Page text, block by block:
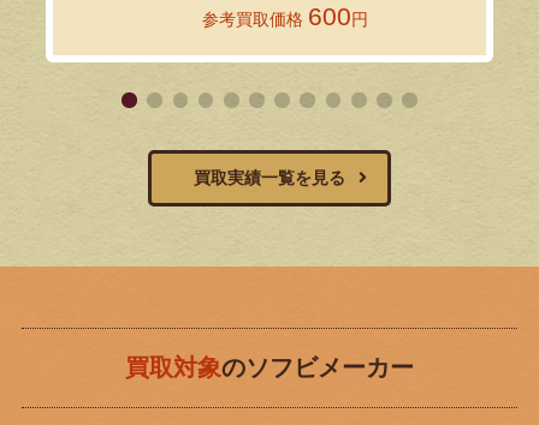
参考買取価格 600円
買取実績一覧を見る
買取対象のソフビメーカー